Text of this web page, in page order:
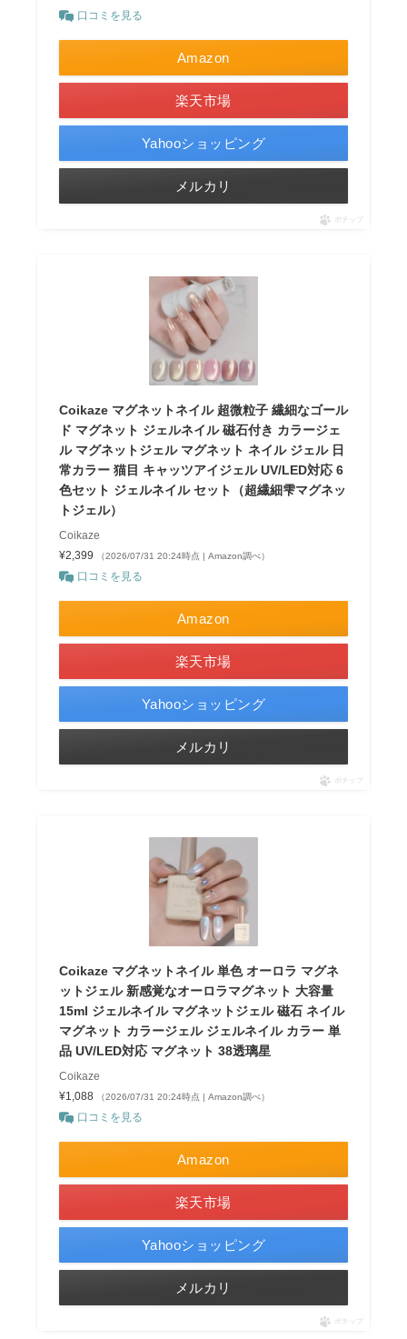
口コミを見る
Amazon
楽天市場
Yahooショッピング
メルカリ
ポチップ
Coikaze マグネットネイル 超微粒子 繊細なゴール
ド マグネット ジェルネイル 磁石付き カラージェ
ル マグネットジェル マグネット ネイル ジェル 日
常カラー 猫目 キャッツアイジェル UV/LED対応 6
色セット ジェルネイル セット（超繊細雫マグネッ
トジェル）
Coikaze
¥2,399
（2026/07/31 20:24時点 | Amazon調べ）
口コミを見る
Amazon
楽天市場
Yahooショッピング
メルカリ
ポチップ
Coikaze マグネットネイル 単色 オーロラ マグネ
ットジェル 新感覚なオーロラマグネット 大容量
15ml ジェルネイル マグネットジェル 磁石 ネイル
マグネット カラージェル ジェルネイル カラー 単
品 UV/LED対応 マグネット 38透璃星
Coikaze
¥1,088
（2026/07/31 20:24時点 | Amazon調べ）
口コミを見る
Amazon
楽天市場
Yahooショッピング
メルカリ
ポチップ